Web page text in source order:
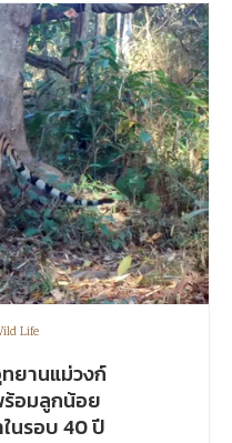
Life
ยานแม่วงก์
อมลูกน้อย
นรอบ 40 ปี